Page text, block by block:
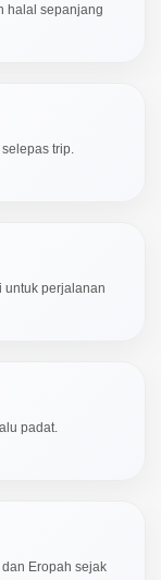
halal sepanjang
trip.
untuk perjalanan
padat.
Eropah sejak